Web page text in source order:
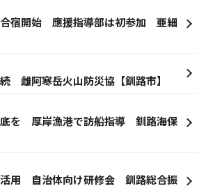
合宿開始 應援指導部は初参加 亜細
雌阿寒岳火山防災協【釧路市】
底を 厚岸漁港で訪船指導 釧路海保
活用 自治体向け研修会 釧路総合振